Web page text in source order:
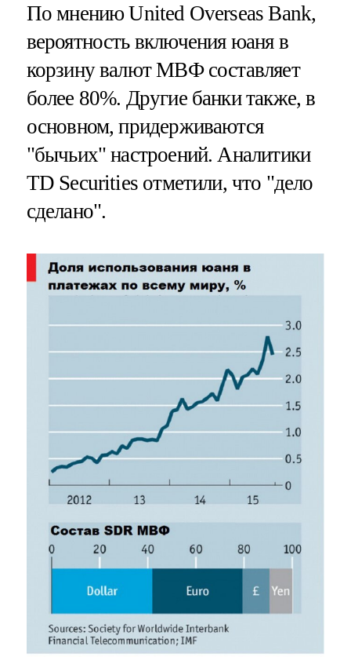
По мнению United Overseas Bank,
вероятность включения юаня в
корзину валют МВФ составляет
более 80%. Другие банки также, в
основном, придерживаются
"бычьих" настроений. Аналитики
TD Securities отметили, что "дело
сделано".